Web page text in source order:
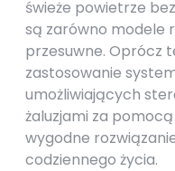
świeże powietrze
są zarówno modele
przesuwne. Oprócz
zastosowanie
umożliwiających
żaluzjami za
wygodne
codziennego życia.